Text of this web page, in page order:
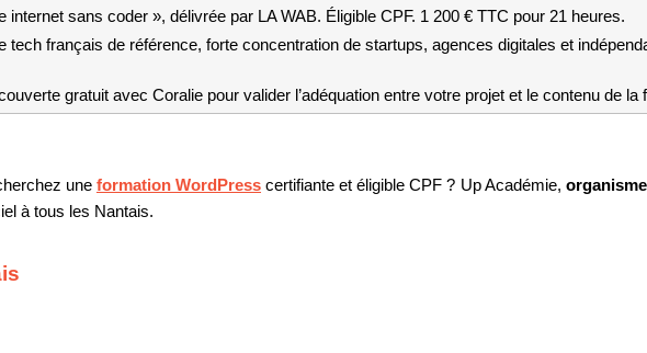
internet sans coder », délivrée par LA WAB. Éligible CPF. 1 200 € TTC pour 21 heures.
tech français de référence, forte concentration de startups, agences digitales et
gratuit avec Coralie pour valider l’adéquation entre votre projet et le contenu de la
une formation WordPress certifiante et éligible CPF ? Up Académie,
à tous les Nantais.